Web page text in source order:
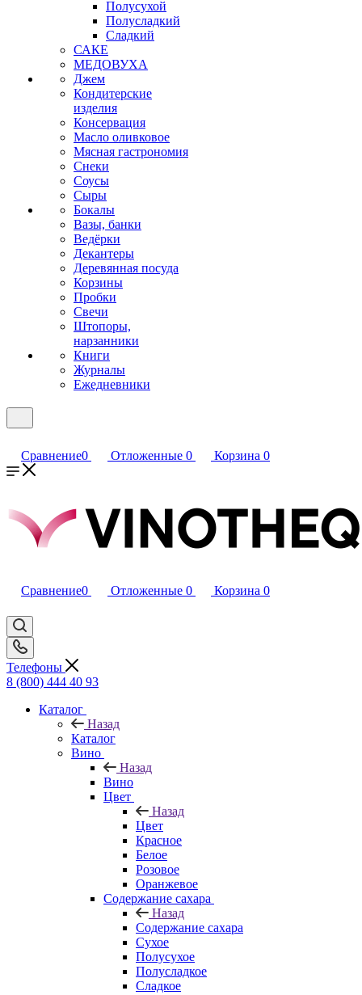
Полусухой
Полусладкий
Сладкий
САКЕ
МЕДОВУХА
Джем
Кондитерские
изделия
Консервация
Масло оливковое
Мясная гастрономия
Снеки
Соусы
Сыры
Бокалы
Вазы, банки
Ведёрки
Декантеры
Деревянная посуда
Корзины
Пробки
Свечи
Штопоры,
нарзанники
Книги
Журналы
Ежедневники
Сравнение0 Отложенные 0 Корзина 0
Сравнение0 Отложенные 0 Корзина 0
Телефоны
8 (800) 444 40 93
Каталог
Назад
Каталог
Вино
Назад
Вино
Цвет
Назад
Цвет
Красное
Белое
Розовое
Оранжевое
Содержание сахара
Назад
Содержание сахара
Сухое
Полусухое
Полусладкое
Сладкое